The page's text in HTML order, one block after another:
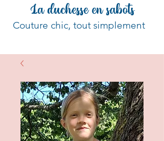
La duchesse en sabots
Couture chic, tout simplement